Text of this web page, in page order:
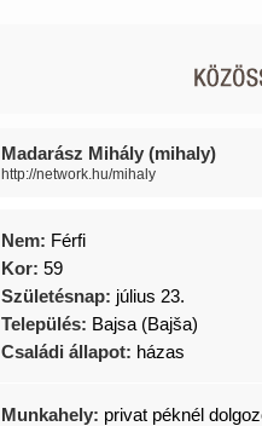
Madarász Mihály (mihaly)
http://network.hu/mihaly
Nem: Férfi
Kor: 59
Születésnap: július 23.
Település: Bajsa (Bajša)
Családi állapot: házas
Munkahely: privat péknél